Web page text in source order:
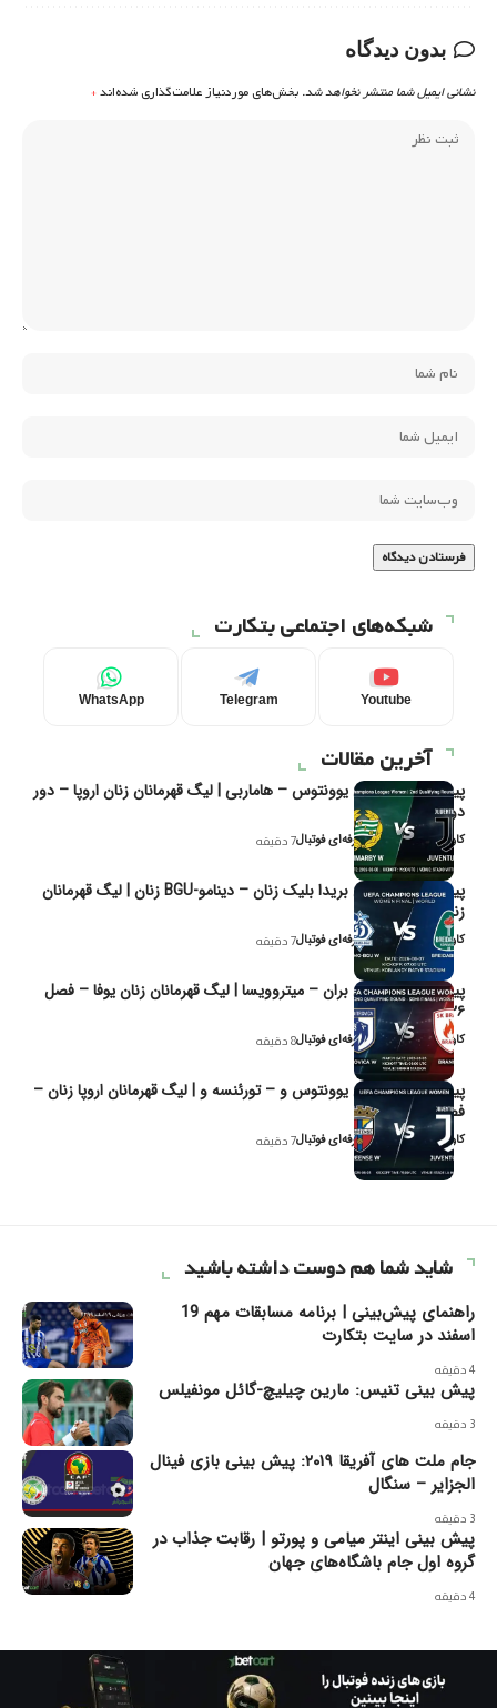
بدون دیدگاه
نشانی ایمیل شما منتشر نخواهد شد. بخش‌های موردنیاز علامت‌گذاری شده‌اند*
شبکه‌های اجتماعی بتکارت
Youtube
Telegram
WhatsApp
آخرین مقالات
پیش‌بینی و تحلیل یوونتوس – هاماربی | لیگ قهرمانان زنان اروپا – دور
دوم مرحله
کاوه نیک‌فر، تحلیل‌گر حرفه‌ای فوتبال7 دقیقه
پیش‌بینی و تحلیل بریدا بلیک زنان – دینامو-BGU زنان | لیگ قهرمانان
زنان یوفا
کاوه نیک‌فر، تحلیل‌گر حرفه‌ای فوتبال7 دقیقه
پیش‌بینی و تحلیل بران – میتروویسا | لیگ قهرمانان زنان یوفا – فصل
۲۰۲۶
کاوه نیک‌فر، تحلیل‌گر حرفه‌ای فوتبال8 دقیقه
پیش‌بینی و تحلیل یوونتوس و – تورئنسه و | لیگ قهرمانان اروپا زنان –
فصل ۲۰۲۶
کاوه نیک‌فر، تحلیل‌گر حرفه‌ای فوتبال7 دقیقه
شاید شما هم دوست داشته باشید
راهنمای پیش‌بینی | برنامه مسابقات مهم 19
اسفند در سایت بتکارت
4 دقیقه
پیش بینی تنیس: مارین چیلیچ-گائل مونفیلس
3 دقیقه
جام ملت های آفریقا ۲۰۱۹: پیش بینی بازی فینال
الجزایر – سنگال
3 دقیقه
پیش بینی اینتر میامی و پورتو | رقابت جذاب در
گروه اول جام باشگاه‌های جهان
4 دقیقه